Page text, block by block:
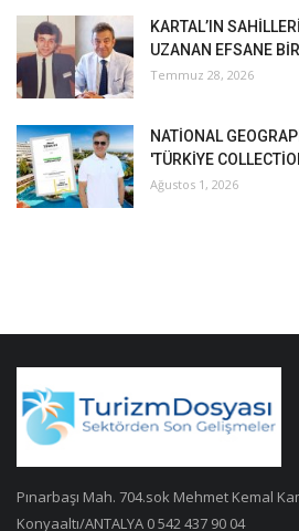
KARTAL’IN
UZANAN EFSANE
Temmuz 28, 2026
NATİONAL
'TÜRKİYE
Ağustos 1, 2026
Pınarbaşı Mah. 704.sok Mehmet Kemal
Konyaaltı/ANTALYA 0 542 437 90 04